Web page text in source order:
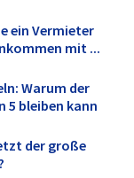
ein Vermieter
mit ...
Warum der
5 bleiben kann
der große